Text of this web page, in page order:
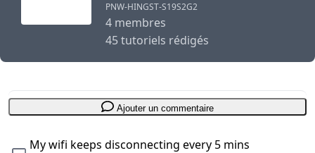
PNW-HINGST-S19S2G2
4 membres
45 tutoriels rédigés
Ajouter un commentaire
My wifi keeps disconnecting every 5 mins